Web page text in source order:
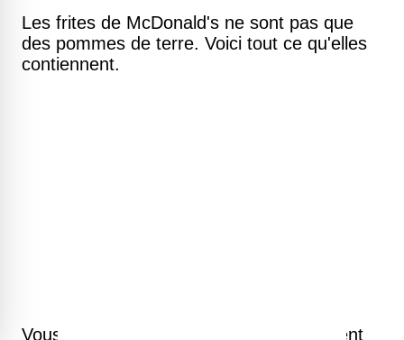
Les frites de McDonald's ne sont pas que
des pommes de terre. Voici tout ce qu'elles
contiennent.
Vous feriez mieux de conserver de l'argent